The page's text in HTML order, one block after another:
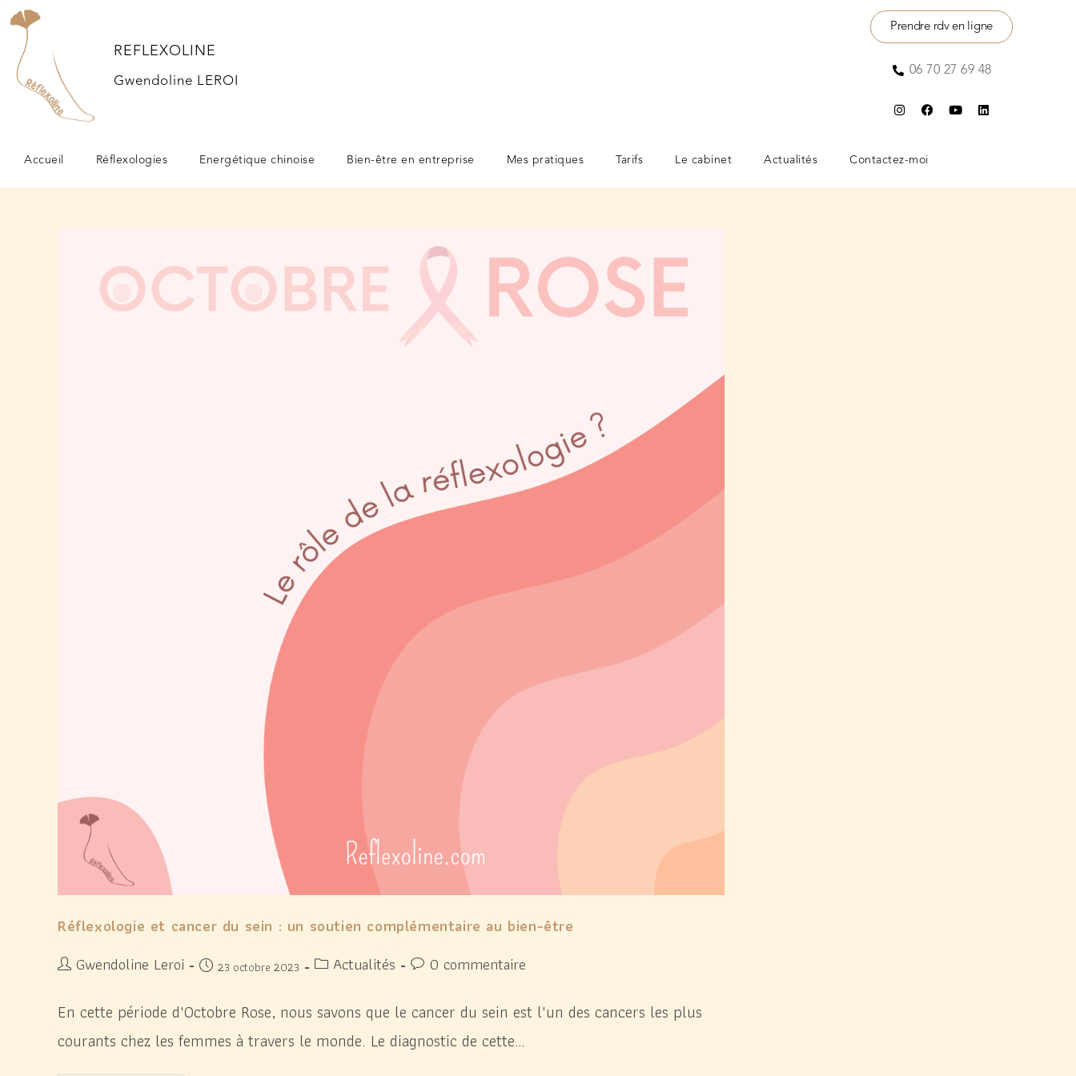
REFLEXOLINE
Gwendoline LEROI
Prendre rdv en ligne
06 70 27 69 48
Accueil Réflexologies Energétique chinoise Bien-être en entreprise Mes pratiques Tarifs Le cabinet Actualités Contactez-moi
Réflexologie et cancer du sein : un soutien complémentaire au bien-être
Gwendoline Leroi
23 octobre 2023 Actualités 0 commentaire
En cette période d'Octobre Rose, nous savons que le cancer du sein est l'un des cancers les plus
courants chez les femmes à travers le monde. Le diagnostic de cette…